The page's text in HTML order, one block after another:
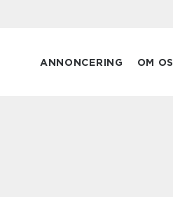
ANNONCERING OM OS